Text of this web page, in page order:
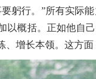
躬行。”所有实际
以概括。正如他自
、增长本领。这方